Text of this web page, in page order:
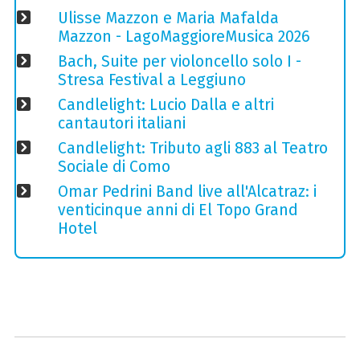
Ulisse Mazzon e Maria Mafalda
Mazzon - LagoMaggioreMusica 2026
Bach, Suite per violoncello solo I -
Stresa Festival a Leggiuno
Candlelight: Lucio Dalla e altri
cantautori italiani
Candlelight: Tributo agli 883 al Teatro
Sociale di Como
Omar Pedrini Band live all'Alcatraz: i
venticinque anni di El Topo Grand
Hotel